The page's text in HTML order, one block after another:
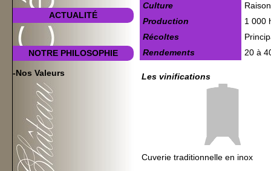
ACTUALITÉ
NOTRE PHILOSOPHIE
-Nos Valeurs
Culture
Production
1 000
Récoltes
Rendements
20 à
Les vinifications
Cuverie traditionnelle en inox